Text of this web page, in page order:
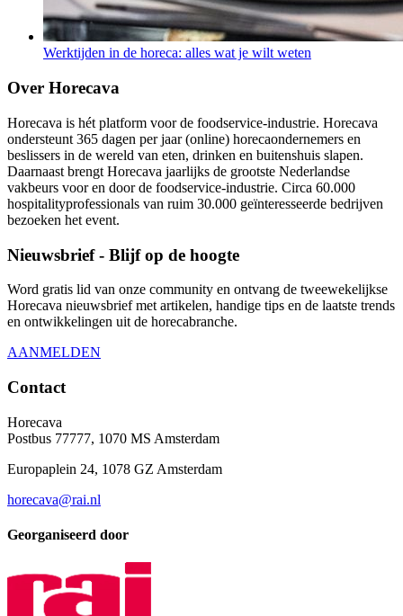
Werktijden in de horeca: alles wat je wilt weten
Over Horecava
Horecava is hét platform voor de foodservice-industrie. Horecava
ondersteunt 365 dagen per jaar (online) horecaondernemers en
beslissers in de wereld van eten, drinken en buitenshuis slapen.
Daarnaast brengt Horecava jaarlijks de grootste Nederlandse
vakbeurs voor en door de foodservice-industrie. Circa 60.000
hospitalityprofessionals van ruim 30.000 geïnteresseerde bedrijven
bezoeken het event.
Nieuwsbrief - Blijf op de hoogte
Word gratis lid van onze community en ontvang de tweewekelijkse
Horecava nieuwsbrief met artikelen, handige tips en de laatste trends
en ontwikkelingen uit de horecabranche.
AANMELDEN
Contact
Horecava
Postbus 77777, 1070 MS Amsterdam
Europaplein 24, 1078 GZ Amsterdam
horecava@rai.nl
Georganiseerd door